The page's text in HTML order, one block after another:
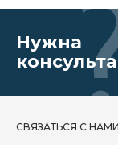
Нужна
СВЯЗАТЬСЯ С НАМИ